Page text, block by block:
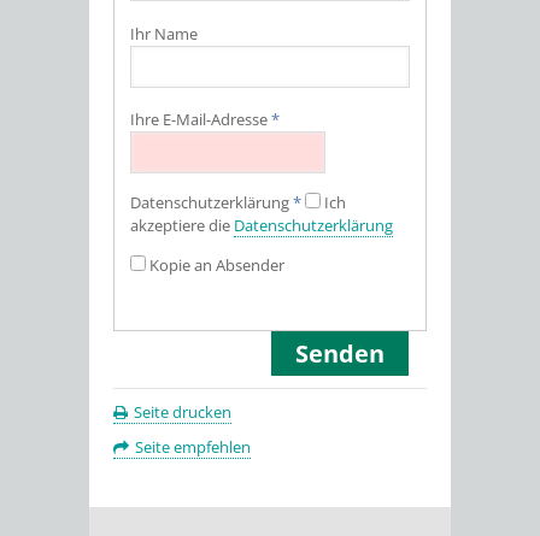
Ihr Name
Ihre E-Mail-Adresse*
Datenschutz­erklärung*
Ich
akzeptiere die Datenschutz­erklärung
Kopie an Absender
Seite drucken
Seite empfehlen